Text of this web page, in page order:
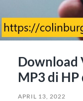
Download
MP3 di
APRIL 13, 2022